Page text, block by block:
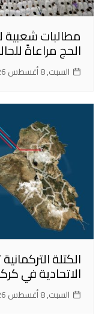
مطالبات
الحج مراعاةً
السبت, 8 أغسطس 2026, 17:45
الكتلة
الاتحادية في
السبت, 8 أغسطس 2026, 14:18